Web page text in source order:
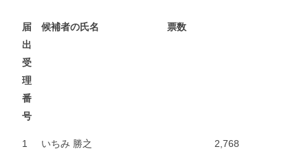
届
出
受
理
番
号
候補者の氏名 票数
1 いちみ 勝之 2,768